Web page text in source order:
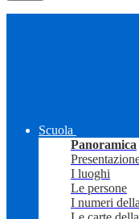
Scuola
Panoramica
I luoghi
Le persone
I numeri